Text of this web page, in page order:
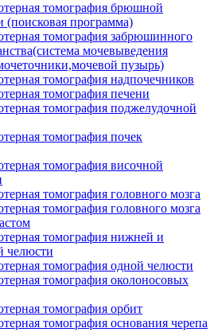
томография брюшной
(поисковая программа)
томография забрюшинного
мочевыведения
пузырь)
томография надпочечников
томография печени
томография поджелудочной
томография почек
томография височной
томография головного мозга
томография головного мозга
томография нижней и
челюсти
томография одной челюсти
томография околоносовых
томография орбит
томография основания черепа